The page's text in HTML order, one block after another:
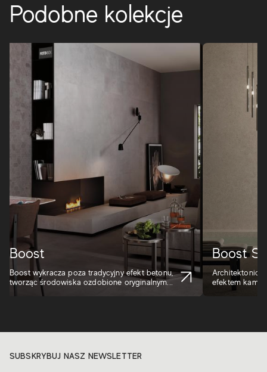
Podobne kolekcje
Boost
Boost wykracza poza tradycyjny efekt betonu,
tworząc środowiska ozdobione oryginalnym...
Boost
efektem
SUBSKRYBUJ NASZ NEWSLETTER